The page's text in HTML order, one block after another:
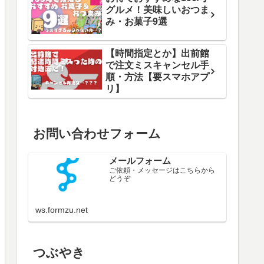
グルメ！美味しいおつま
み・お菓子9選
【時間指定とか】出前館
で注文ミスキャンセル手
順・方法【要スマホアプ
リ】
お問い合わせフォーム
メールフォーム
ご依頼・メッセージはこちらから
どうぞ
ws.formzu.net
つぶやき